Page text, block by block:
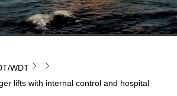
WDT
lifts with internal control and hospital